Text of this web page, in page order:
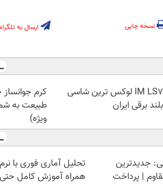
نسخه چاپی ارسال به
IM LS7 لوکس ترین شاسی
بلند برقی ایران
کرم
طبیعت به
ویژه)
جدیدترین
| پرداخت
همراه آموزش کامل